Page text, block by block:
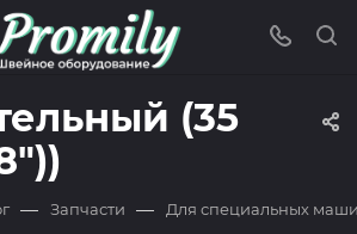
(35
— Запчасти — Для специальных